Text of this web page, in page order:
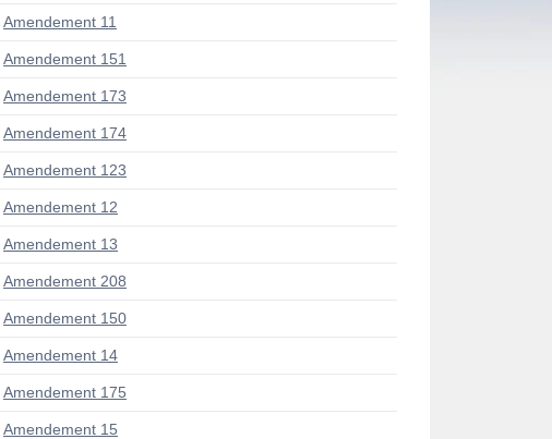
Amendement 11
Amendement 151
Amendement 173
Amendement 174
Amendement 123
Amendement 12
Amendement 13
Amendement 208
Amendement 150
Amendement 14
Amendement 175
Amendement 15